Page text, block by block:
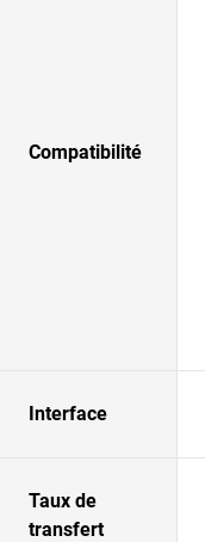
Compatibilité
Interface
Taux de
transfert